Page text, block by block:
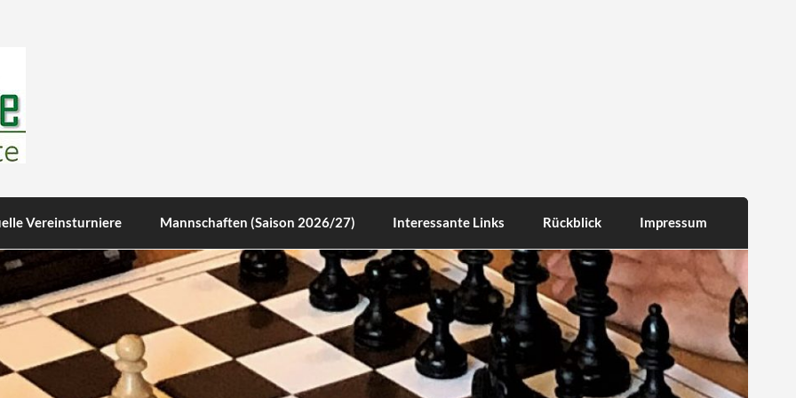
Vereinsturniere Mannschaften (Saison 2026/27) Interessante Links Rückblick Impressum